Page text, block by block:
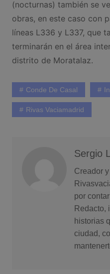
(nocturnas) también se
obras, en este caso con
líneas L336 y L337, que
terminarán en el área
distrito de Moratalaz.
Conde De Casal
Rivas Vaciamadrid
Sergio
Creador
por
Redacto,
historias
ciudad,